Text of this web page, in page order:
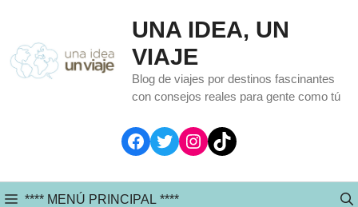
contenido
UNA IDEA, UN
VIAJE
Blog de viajes por destinos fascinantes
con consejos reales para gente como tú
Facebook
TwitterInstagram
TikTok
**** MENÚ PRINCIPAL ****